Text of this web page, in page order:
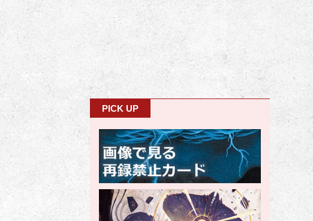
PICK UP